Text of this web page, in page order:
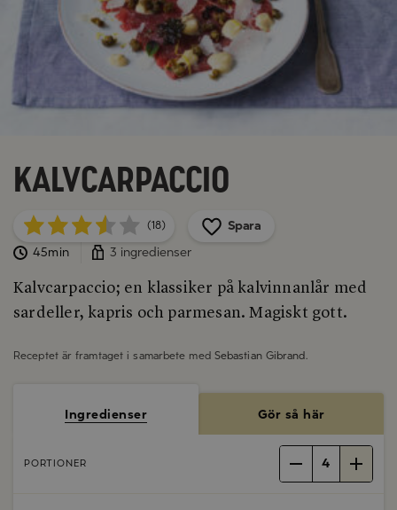
Kalvcarpaccio
(18)
Spara
45min
3 ingredienser
Kalvcarpaccio; en klassiker på kalvinnanlår med
sardeller, kapris och parmesan. Magiskt gott.
Receptet är framtaget i samarbete med Sebastian Gibrand
Ingredienser Gör så här
PORTIONER 4